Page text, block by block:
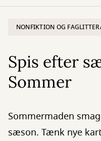
NONFIKTION OG
Spis efter
Sommer
Sommermaden
sæson. Tænk nye